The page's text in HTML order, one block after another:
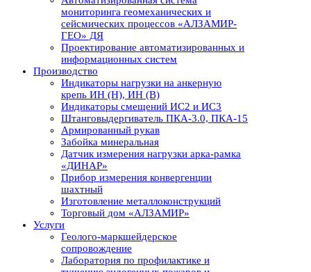
мониторинга геомеханических и
сейсмических процессов «АЛЗАМИР-
ГЕО» ДЯ
Проектирование автоматизированных и
информационных систем
Производство
Индикаторы нагрузки на анкерную
крепь ИН (Н), ИН (В)
Индикаторы смещений ИС2 и ИС3
Штанговыдергиватель ПКА-3.0, ПКА-15
Армированный рукав
Забойка минеральная
Датчик измерения нагрузки арка-рамка
«ДИНАР»
Прибор измерения конвергенции
шахтный
Изготовление металлоконструкций
Торговый дом «АЛЗАМИР»
Услуги
Геолого-маркшейдерское
сопровождение
Лаборатория по профилактике и